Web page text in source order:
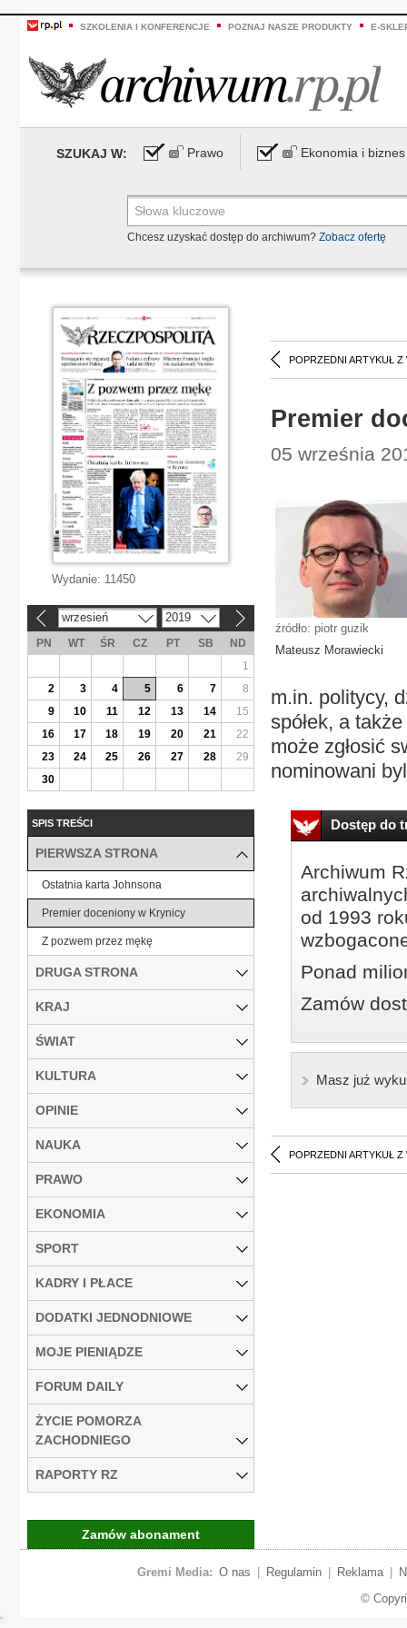
SZKOLENIA I KONFERENCJE POZNAJ NASZE PRODUKTY E-
SZUKAJ W: Prawo Ekonomia i biznes
Chcesz uzyskać dostęp do archiwum? Zobacz ofertę
POPRZEDNI ARTYKUŁ Z
Premier
05 września
źródło: piotr guzik
Mateusz Morawiecki
m.in. politycy,
spółek, a
może zgłosić
nominowani
Dostęp do
Archiwum
od 1993
Ponad
Zamów
Masz już
POPRZEDNI ARTYKUŁ Z
Wydanie: 11450
wrzesień 2019
PN WT ŚR CZ PT SB
ND
1
2
3 4 5 6 7
8
9
10 11 12 13 14
15
16
17 18 19 20 21
22
23
24 25 26 27 28
29
30
SPIS TREŚCI
PIERWSZA STRONA
Ostatnia karta Johnsona
Premier doceniony w Krynicy
Z pozwem przez mękę
DRUGA STRONA
KRAJ
ŚWIAT
KULTURA
OPINIE
NAUKA
PRAWO
EKONOMIA
SPORT
KADRY I PŁACE
DODATKI JEDNODNIOWE
MOJE PIENIĄDZE
FORUM DAILY
ŻYCIE POMORZA
ZACHODNIEGO
RAPORTY RZ
Zamów abonament
Gremi Media: O nas Regulamin Reklama
©